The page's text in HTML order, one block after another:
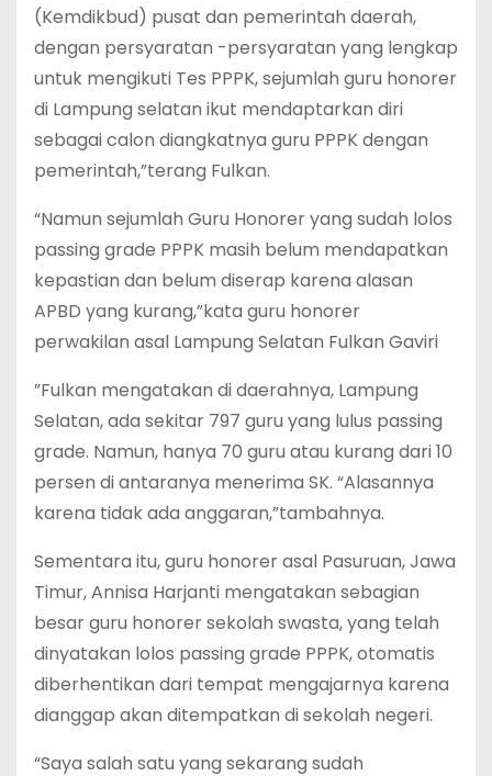
(Kemdikbud) pusat dan pemerintah daerah,
dengan persyaratan -persyaratan yang lengkap
untuk mengikuti Tes PPPK, sejumlah guru honorer
di Lampung selatan ikut mendaptarkan diri
sebagai calon diangkatnya guru PPPK dengan
pemerintah,”terang Fulkan.
“Namun sejumlah Guru Honorer yang sudah lolos
passing grade PPPK masih belum mendapatkan
kepastian dan belum diserap karena alasan
APBD yang kurang,”kata guru honorer
perwakilan asal Lampung Selatan Fulkan Gaviri
”Fulkan mengatakan di daerahnya, Lampung
Selatan, ada sekitar 797 guru yang lulus passing
grade. Namun, hanya 70 guru atau kurang dari 10
persen di antaranya menerima SK. “Alasannya
karena tidak ada anggaran,”tambahnya.
Sementara itu, guru honorer asal Pasuruan, Jawa
Timur, Annisa Harjanti mengatakan sebagian
besar guru honorer sekolah swasta, yang telah
dinyatakan lolos passing grade PPPK, otomatis
diberhentikan dari tempat mengajarnya karena
dianggap akan ditempatkan di sekolah negeri.
“Saya salah satu yang sekarang sudah